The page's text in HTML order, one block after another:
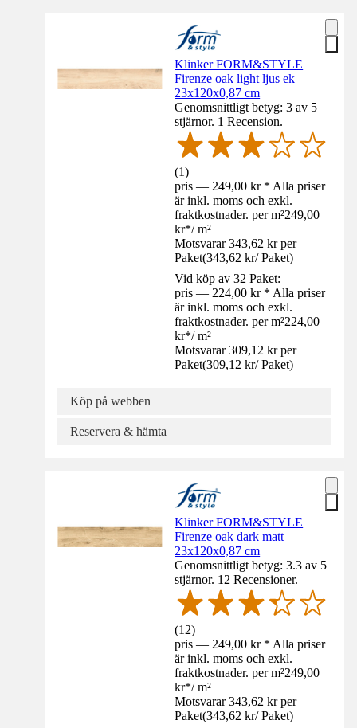
Klinker FORM&STYLE
Firenze oak light ljus ek
23x120x0,87 cm
Genomsnittligt betyg: 3 av 5
stjärnor. 1 Recension.
(1)
pris — 249,00 kr * Alla priser
är inkl. moms och exkl.
fraktkostnader. per m²249,00
kr*/ m²
Motsvarar 343,62 kr per
Paket(343,62 kr/ Paket)
Vid köp av 32 Paket:
pris — 224,00 kr * Alla priser
är inkl. moms och exkl.
fraktkostnader. per m²224,00
kr*/ m²
Motsvarar 309,12 kr per
Paket(309,12 kr/ Paket)
Köp på webben
Reservera & hämta
Klinker FORM&STYLE
Firenze oak dark matt
23x120x0,87 cm
Genomsnittligt betyg: 3.3 av 5
stjärnor. 12 Recensioner.
(12)
pris — 249,00 kr * Alla priser
är inkl. moms och exkl.
fraktkostnader. per m²249,00
kr*/ m²
Motsvarar 343,62 kr per
Paket(343,62 kr/ Paket)